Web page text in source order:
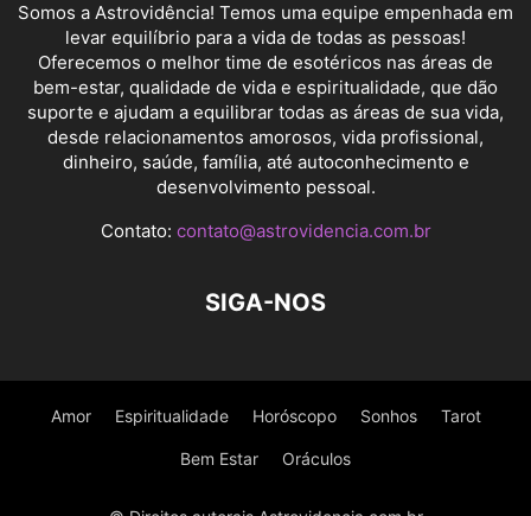
Somos a Astrovidência! Temos uma equipe empenhada em
levar equilíbrio para a vida de todas as pessoas!
Oferecemos o melhor time de esotéricos nas áreas de
bem-estar, qualidade de vida e espiritualidade, que dão
suporte e ajudam a equilibrar todas as áreas de sua vida,
desde relacionamentos amorosos, vida profissional,
dinheiro, saúde, família, até autoconhecimento e
desenvolvimento pessoal.
Contato: contato@astrovidencia.com.br
SIGA-NOS
Amor Espiritualidade Horóscopo Sonhos Tarot
Bem Estar Oráculos